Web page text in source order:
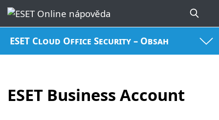
ESET Cloud Office Security – Obsah
ESET Business Account